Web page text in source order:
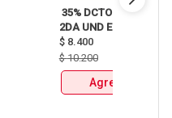
35% DCTO EN LA
2DA UND EN
CERVEZA CLUB
COLOMBIA LATA
X330ml
$ 8.400
$10.200
Agregar